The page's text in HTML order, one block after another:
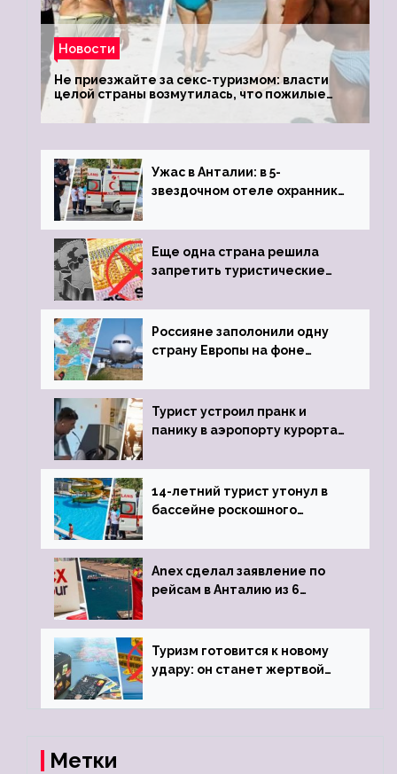
Новости
Не приезжайте за секс-туризмом: власти
целой страны возмутилась, что пожилые
туристки массово едут к ним, чтобы
обзавестись молодыми любовниками
Ужас в Анталии: в 5-
звездочном отеле охранник
пистолета
Еще одна страна решила
запретить туристические
Россияне заполонили одну
страну Европы на фоне
виз
Турист устроил пранк и
панику в аэропорту курорта,
задержке рейса
14-летний турист утонул в
бассейне роскошного
Anex сделал заявление по
рейсам в Анталию из 6
Туризм готовится к новому
удару: он станет жертвой
Метки